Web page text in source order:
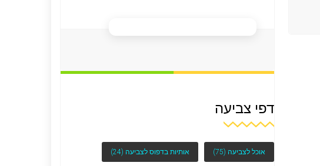
דפי צביעה
אוכל לצביעה (75) אותיות בדפוס לצביעה (24)